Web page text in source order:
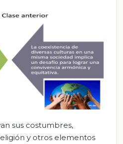
sus costumbres,
y otros elementos